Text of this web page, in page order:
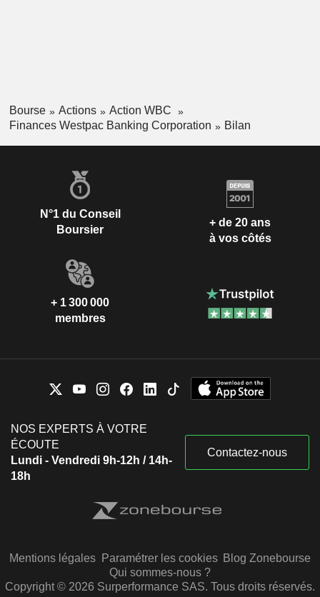
Bourse Actions
Action WBC
Finances Westpac Banking Corporation
Bilan
N°1 du Conseil
Boursier
+ de 20 ans
à vos côtés
+ 1 300 000
membres
NOS EXPERTS À VOTRE
ÉCOUTE
Lundi - Vendredi 9h-12h / 14h-
18h
Contactez-nous
Mentions légales Paramétrer les cookies Blog Zonebourse
Qui sommes-nous ?
Copyright © 2026 Surperformance SAS. Tous droits réservés.